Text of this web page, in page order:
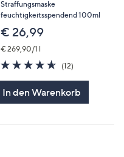
Straffungsmaske
feuchtigkeitsspendend 100ml
€ 26,99
€ 269,90/1 l
4.6
von
(12)12
In den Warenkorb